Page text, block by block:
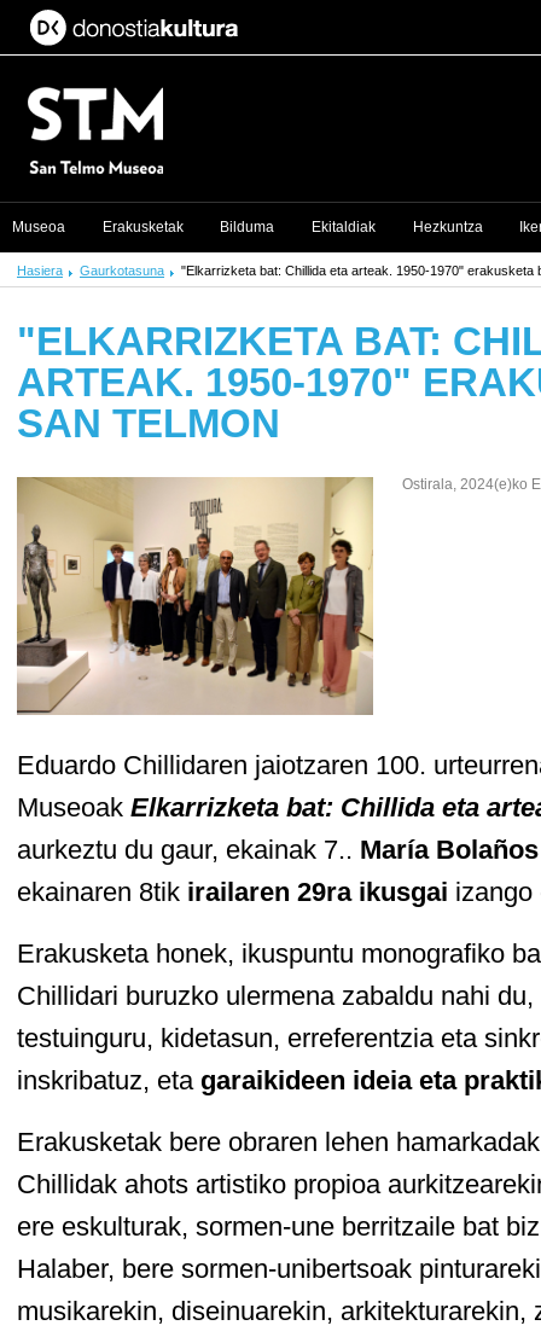
Hasiera Gaurkotasuna "Elkarrizketa bat: Chillida eta arteak. 1950-1970" erakusketa
"ELKARRIZKETA BAT:
ARTEAK. 1950-1970"
SAN TELMON
Ostirala, 2024(e)ko
Eduardo Chillidaren jaiotzaren 100.
Museoak Elkarrizketa bat: Chillida eta
aurkeztu du gaur, ekainak 7.. María Bolaños
ekainaren 8tik irailaren 29ra ikusgai izango
Erakusketa honek, ikuspuntu monografiko
Chillidari buruzko ulermena zabaldu nahi
testuinguru, kidetasun, erreferentzia eta
inskribatuz, eta garaikideen ideia eta
Erakusketak bere obraren lehen
Chillidak ahots artistiko propioa
ere eskulturak, sormen-une berritzaile bat
Halaber, bere sormen-unibertsoak
musikarekin, diseinuarekin, arkitekturarekin,
Museoa Erakusketak Bilduma Ekitaldiak Hezkuntza